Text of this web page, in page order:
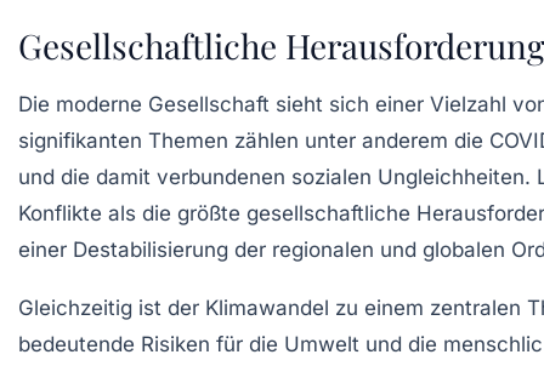
Gesellschaftliche
Die moderne Gesellschaft sieht sich einer Vielzahl
signifikanten Themen zählen unter anderem die
und die damit verbundenen sozialen Ungleichheiten.
Konflikte als die größte gesellschaftliche
einer Destabilisierung der regionalen und globalen
Gleichzeitig ist der Klimawandel zu einem zentralen
bedeutende Risiken für die Umwelt und die